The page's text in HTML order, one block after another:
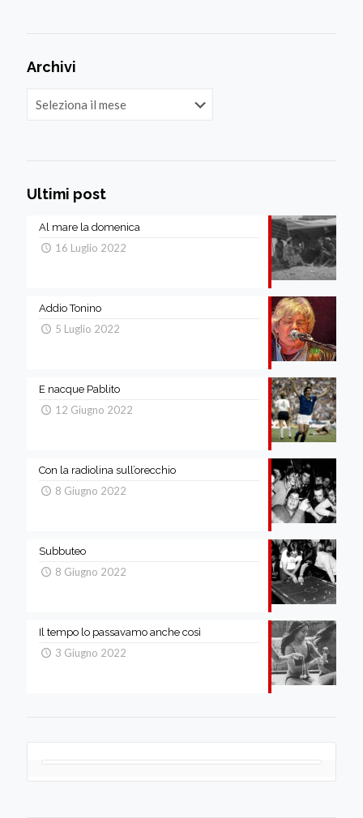
Archivi
Ultimi post
Al mare la domenica
16 Luglio 2022
Addio Tonino
5 Luglio 2022
E nacque Pablito
12 Giugno 2022
Con la radiolina sull’orecchio
8 Giugno 2022
Subbuteo
8 Giugno 2022
Il tempo lo passavamo anche così
3 Giugno 2022